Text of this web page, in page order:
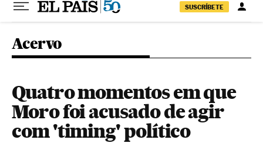
SUSCRÍBETE
Acervo
Quatro momentos em que
Moro foi acusado de agir
com 'timing' político